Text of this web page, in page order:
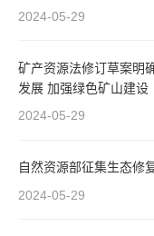
2024-05-29
矿产资源法修订草案明
发展 加强绿色矿山建设
2024-05-29
自然资源部征集生态修
2024-05-29